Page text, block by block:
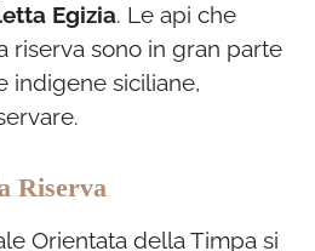
Egizia. Le api che
riserva sono in gran parte
indigene siciliane,
Riserva
Orientata della Timpa si